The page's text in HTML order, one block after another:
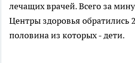
лечащих врачей. Всего за
Центры здоровья обратились
половина из которых - дети.